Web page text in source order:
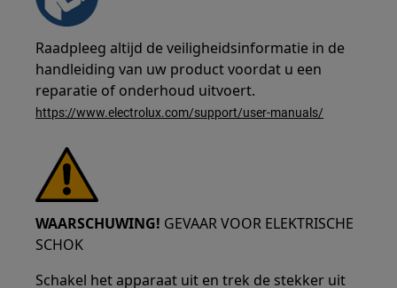
Raadpleeg altijd de veiligheidsinformatie in de
handleiding van uw product voordat u een
reparatie of onderhoud uitvoert.
https://www.electrolux.com/support/user-manuals/
WAARSCHUWING! GEVAAR VOOR ELEKTRISCHE
SCHOK
Schakel het apparaat uit en trek de stekker uit